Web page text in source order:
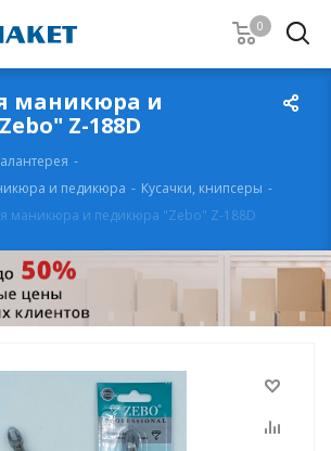
0
маникюра и
Z-188D
-
и педикюра - Кусачки, книпсеры -
маникюра и педикюра "Zebo" Z-188D